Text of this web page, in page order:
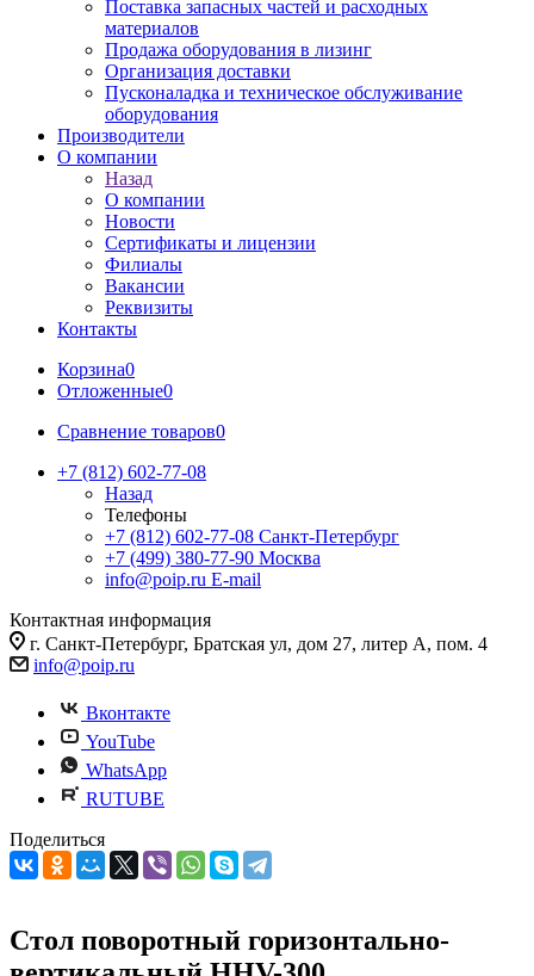
Поставка запасных частей и расходных
материалов
Продажа оборудования в лизинг
Организация доставки
Пусконаладка и техническое обслуживание
оборудования
Производители
О компании
Назад
О компании
Новости
Сертификаты и лицензии
Филиалы
Вакансии
Реквизиты
Контакты
Корзина0
Отложенные0
Сравнение товаров0
+7 (812) 602-77-08
Назад
Телефоны
+7 (812) 602-77-08 Санкт-Петербург
+7 (499) 380-77-90 Москва
info@poip.ru E-mail
Контактная информация
г. Санкт-Петербург, Братская ул, дом 27, литер А, пом. 4
info@poip.ru
Вконтакте
YouTube
WhatsApp
RUTUBE
Поделиться
Стол поворотный горизонтально-